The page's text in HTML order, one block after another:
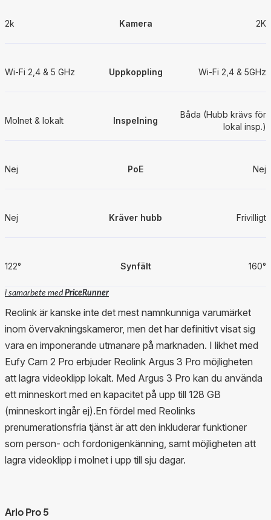
2k Kamera 2K
Wi-Fi 2,4 & 5 GHz Uppkoppling Wi-Fi 2,4 & 5GHz
Molnet & lokalt Inspelning
Båda (Hubb krävs för
lokal insp.)
Nej PoE Nej
Nej Kräver hubb Frivilligt
122° Synfält 160°
i samarbete medPriceRunner
Reolink är kanske inte det mest namnkunniga varumärket
inom övervakningskameror, men det har definitivt visat sig
vara en imponerande utmanare på marknaden. I likhet med
Eufy Cam 2 Pro erbjuder Reolink Argus 3 Pro möjligheten
att lagra videoklipp lokalt. Med Argus 3 Pro kan du använda
ett minneskort med en kapacitet på upp till 128 GB
(minneskort ingår ej).En fördel med Reolinks
prenumerationsfria tjänst är att den inkluderar funktioner
som person- och fordonigenkänning, samt möjligheten att
lagra videoklipp i molnet i upp till sju dagar.
Arlo Pro 5